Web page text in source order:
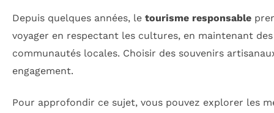
Depuis quelques années, le tourisme responsable
voyager en respectant les cultures, en maintenant
communautés locales. Choisir des souvenirs
engagement.
Pour approfondir ce sujet, vous pouvez explorer les